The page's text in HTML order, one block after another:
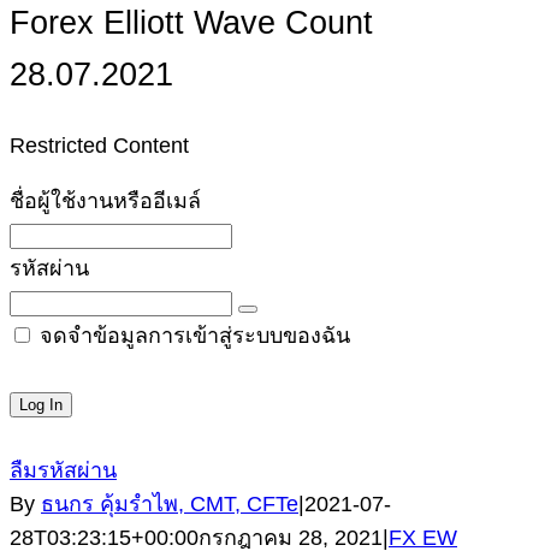
Forex Elliott Wave Count
28.07.2021
Restricted Content
ชื่อผู้ใช้งานหรืออีเมล์
รหัสผ่าน
จดจำข้อมูลการเข้าสู่ระบบของฉัน
ลืมรหัสผ่าน
By ธนกร คุ้มรำไพ, CMT, CFTe|2021-07-
28T03:23:15+00:00กรกฎาคม 28, 2021|FX EW